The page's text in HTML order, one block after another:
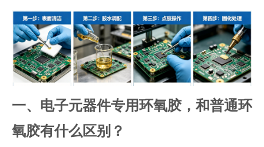
一、电子元器件专用环氧胶，和普通环
氧胶有什么区别？